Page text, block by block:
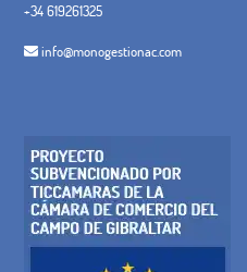
+34 619261325
info@monogestionac.com